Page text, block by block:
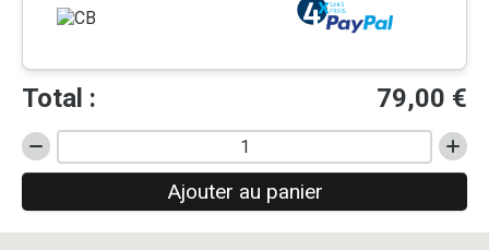
Total : 79,00 €
quantité
de
déco
Motocross
Ajouter au panier